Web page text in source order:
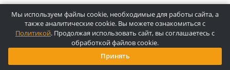
звоните по указанным телефонам или отправляйте
электронной почте.
Копирайт © 2025, Лидермед, Все права защищены.
Powered ByInnovix Solutions